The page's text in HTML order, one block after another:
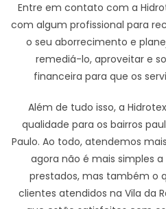
Entre em contato com a
com algum profissional para
o seu aborrecimento e
remediá-lo, aproveitar e
financeira para que os
Além de tudo isso, a
qualidade para os bairros
Paulo. Ao todo, atendemos
agora não é mais simples
prestados, mas também o
clientes atendidos na Vila da